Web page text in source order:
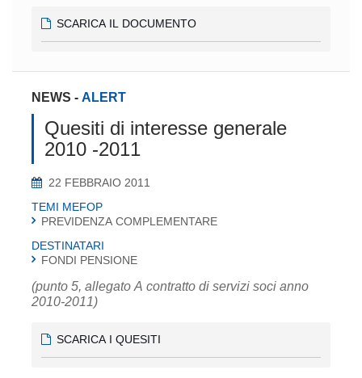
SCARICA IL DOCUMENTO
NEWS - ALERT
Quesiti di interesse generale
2010 -2011
22 FEBBRAIO 2011
TEMI MEFOP
PREVIDENZA COMPLEMENTARE
DESTINATARI
FONDI PENSIONE
(punto 5, allegato A contratto di servizi soci anno
2010-2011)
SCARICA I QUESITI